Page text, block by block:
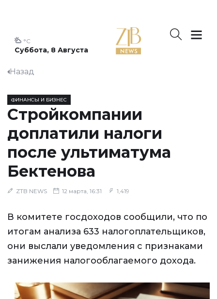
Суббота, 8 Августа
°C
Назад
ФИНАНСЫ И БИЗНЕС
Стройкомпании
доплатили налоги
после ультиматума
Бектенова
ZTB NEWS 12 марта, 16:31 1,419
В комитете госдоходов сообщили, что по
итогам анализа 633 налогоплательщиков,
они выслали уведомления с признаками
занижения налогооблагаемого дохода.